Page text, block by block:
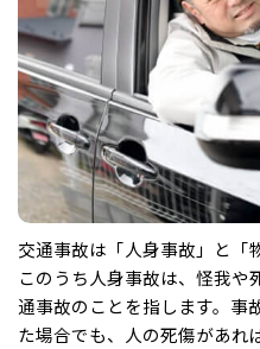
交通事故は「人身事故」と「
このうち人身事故は、怪我や
通事故のことを指します。事
た場合でも、人の死傷があれ